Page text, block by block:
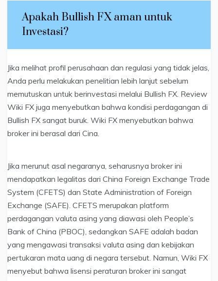
Apakah Bullish FX aman untuk
Investasi?
Jika melihat profil perusahaan dan regulasi yang tidak jelas,
Anda perlu melakukan penelitian lebih lanjut sebelum
memutuskan untuk berinvestasi melalui Bullish FX. Review
Wiki FX juga menyebutkan bahwa kondisi perdagangan di
Bullish FX sangat buruk. Wiki FX menyebutkan bahwa
broker ini berasal dari Cina.
Jika merunut asal negaranya, seharusnya broker ini
mendapatkan legalitas dari China Foreign Exchange Trade
System (CFETS) dan State Administration of Foreign
Exchange (SAFE). CFETS merupakan platform
perdagangan valuta asing yang diawasi oleh People’s
Bank of China (PBOC), sedangkan SAFE adalah badan
yang mengawasi transaksi valuta asing dan kebijakan
pertukaran mata uang di negara tersebut. Namun, Wiki FX
menyebut bahwa lisensi peraturan broker ini sangat